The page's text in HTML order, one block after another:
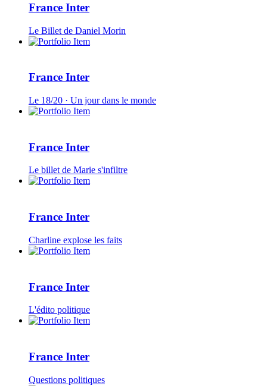
France Inter
Le Billet de Daniel Morin
France Inter
Le 18/20 · Un jour dans le monde
France Inter
Le billet de Marie s'infiltre
France Inter
Charline explose les faits
France Inter
L'édito politique
France Inter
Questions politiques